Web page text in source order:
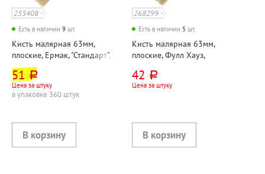
255408
Есть в наличии 9 шт.
Кисть малярная 63мм,
плоские, Ермак, "Стандарт",
щетина натуральная,
материал ручки дерево
51 руб.
Цена за штуку
в упаковке 360 штук
268299
Есть в наличии 5 шт.
Кисть малярная 63мм,
плоские, Фулл Хауз,
"Любитель", щетина
натуральная, материал
ручки дерево
42 руб.
Цена за штуку